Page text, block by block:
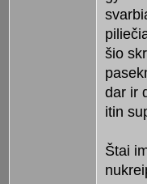
šio
dar ir
itin
Štai